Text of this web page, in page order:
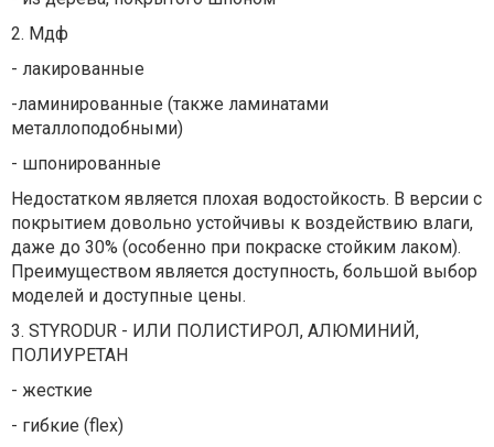
2. Мдф
- лакированные
-ламинированные (также ламинатами
металлоподобными)
- шпонированные
Недостатком является плохая водостойкость. В версии с
покрытием довольно устойчивы к воздействию влаги,
даже до 30% (особенно при покраске стойким лаком).
Преимуществом является доступность, большой выбор
моделей и доступные цены.
3. STYRODUR - ИЛИ ПОЛИСТИРОЛ, АЛЮМИНИЙ,
ПОЛИУРЕТАН
- жесткие
- гибкие (flex)